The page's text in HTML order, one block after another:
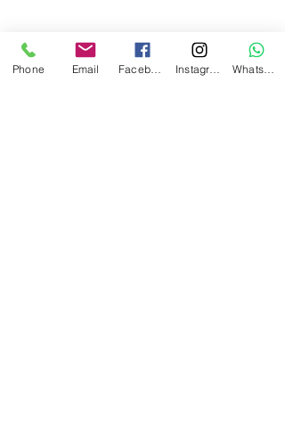
1 farge trykk inkludert innenfor 155 x
140mm
Phone Email